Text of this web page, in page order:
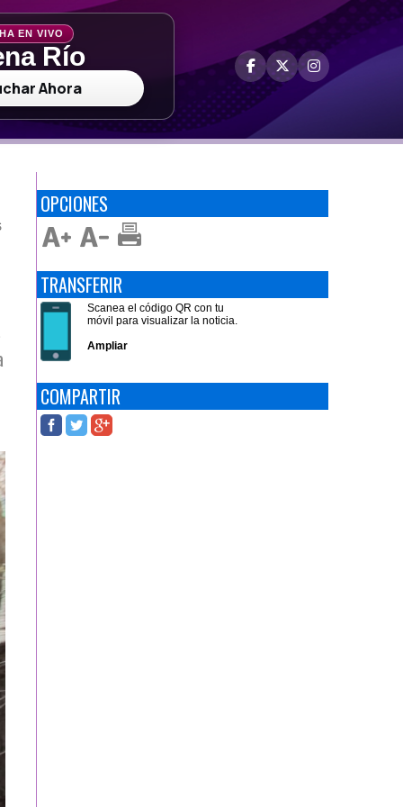
EN VIVO
Río
Ahora
OPCIONES
TRANSFERIR
Scanea el código QR con tu
móvil para visualizar la noticia.
Ampliar
COMPARTIR